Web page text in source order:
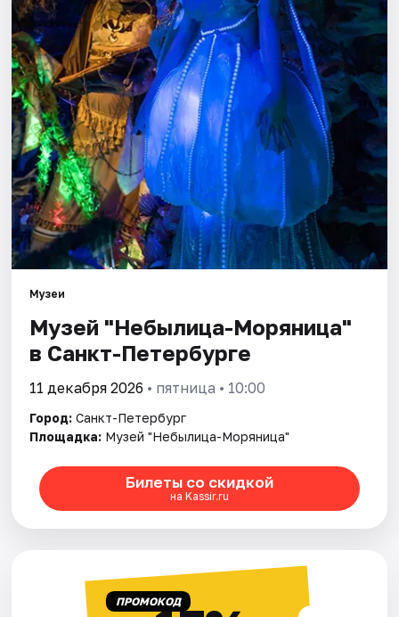
Площадки
Артисты
Рейтинги
Музеи
Музей "Небылица-Моряница"
в Санкт-Петербурге
11 декабря 2026 • пятница • 10:00
Город: Санкт-Петербург
Площадка: Музей "Небылица-Моряница"
Билеты со скидкой
на Kassir.ru
ПРОМОКОД